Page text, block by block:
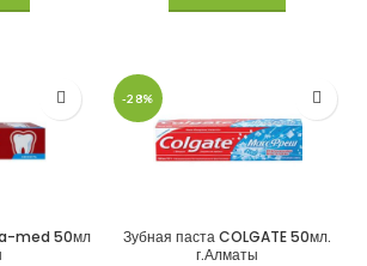
a-med 50мл
-28%
Зубная паста COLGATE 50мл.
г.Алматы